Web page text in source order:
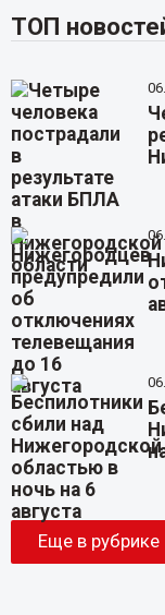
ТОП
Еще в рубрике